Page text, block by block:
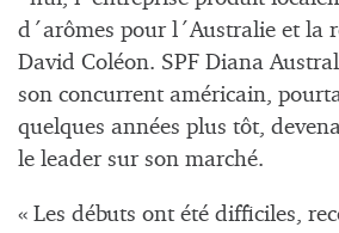
d´arômes pour l´Australie et la
David Coléon. SPF Diana
son concurrent américain,
quelques années plus tôt,
le leader sur son marché.
« Les débuts ont été difficiles,